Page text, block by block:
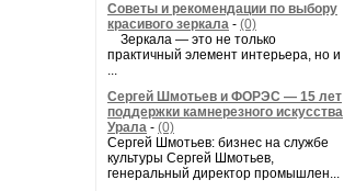
Советы и рекомендации по выбору
красивого зеркала - (0)
Зеркала — это не только
практичный элемент интерьера, но и
...
Сергей Шмотьев и ФОРЭС — 15 лет
поддержки камнерезного искусства
Урала - (0)
Сергей Шмотьев: бизнес на службе
культуры Сергей Шмотьев,
генеральный директор промышлен...